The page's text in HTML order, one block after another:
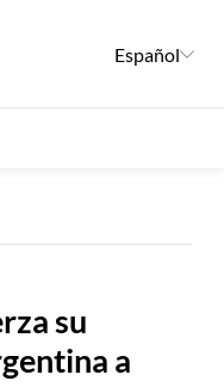
Español
su
a